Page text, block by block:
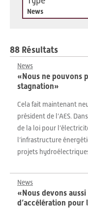
News
88 Résultats
News
«Nous ne pouvons
stagnation»
Cela fait maintenant
président de l’AES.
de la loi pour
l’infrastructure
projets
News
«Nous devons
d’accélération